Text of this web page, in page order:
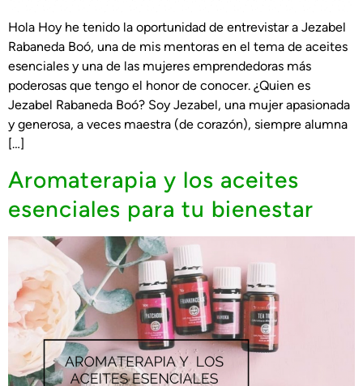
Hola Hoy he tenido la oportunidad de entrevistar a Jezabel
Rabaneda Boó, una de mis mentoras en el tema de aceites
esenciales y una de las mujeres emprendedoras más
poderosas que tengo el honor de conocer. ¿Quien es
Jezabel Rabaneda Boó? Soy Jezabel, una mujer apasionada
y generosa, a veces maestra (de corazón), siempre alumna
[…]
Aromaterapia y los aceites
esenciales para tu bienestar